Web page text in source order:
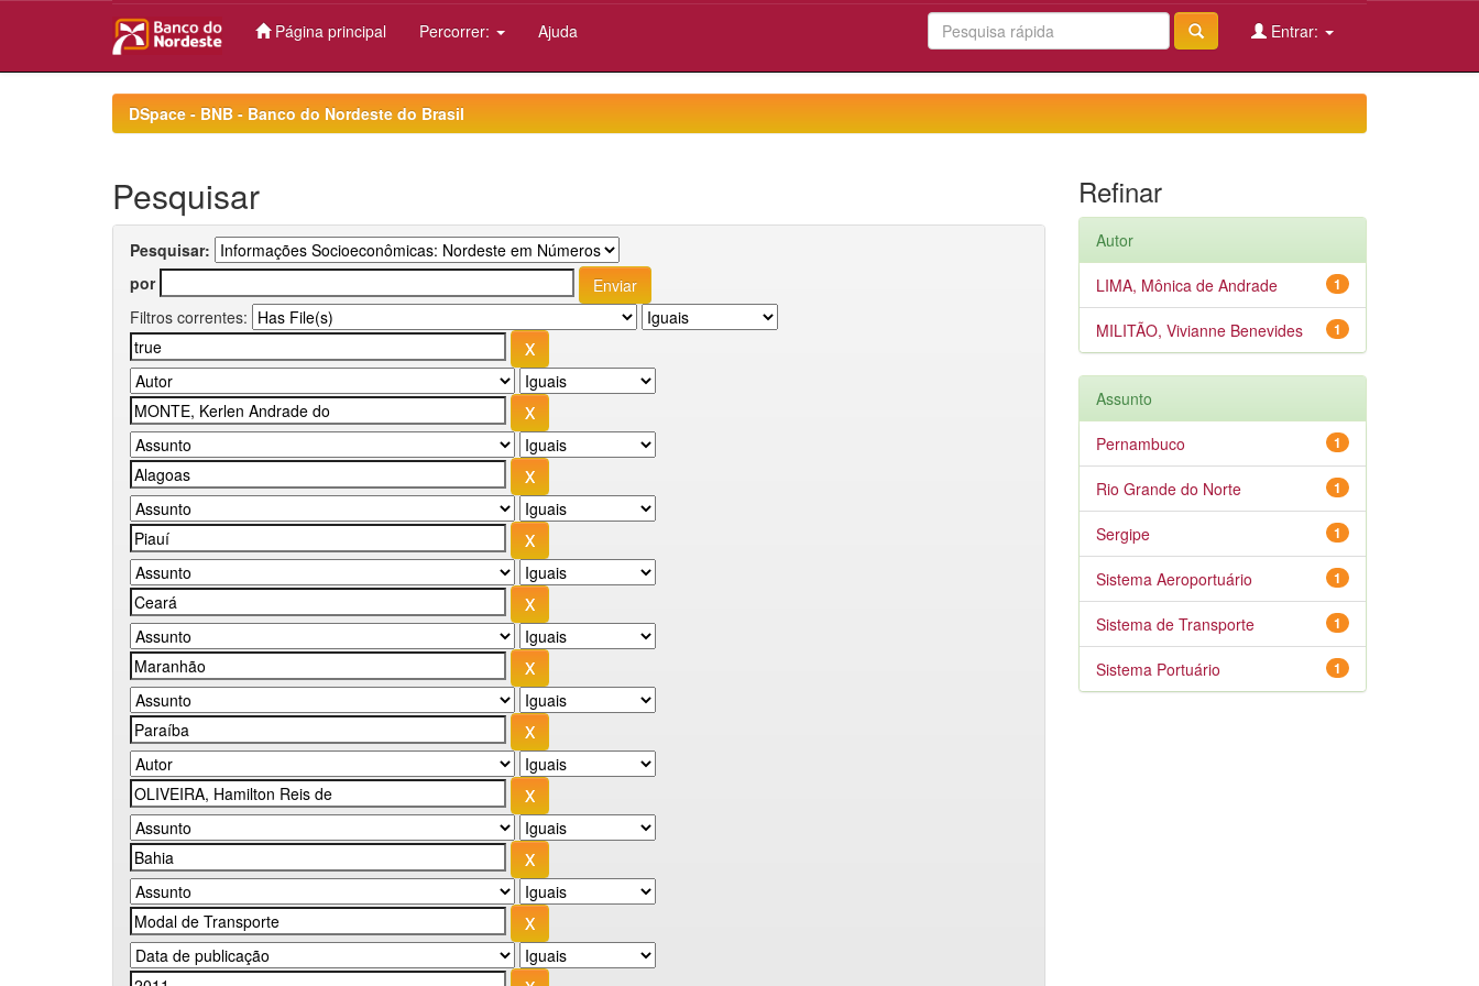
Página principal Percorrer: Ajuda Entrar:
DSpace - BNB - Banco do Nordeste do Brasil
Pesquisar
Pesquisar:
por
Filtros correntes:
Refinar
Autor
1
LIMA, Mônica de Andrade
1
MILITÃO, Vivianne Benevides
Assunto
1
Pernambuco
1
Rio Grande do Norte
1
Sergipe
1
Sistema Aeroportuário
1
Sistema de Transporte
1
Sistema Portuário